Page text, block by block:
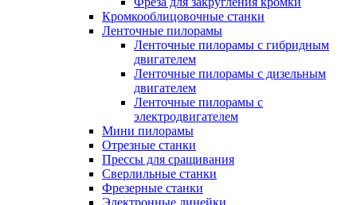
Кромкооблицовочные станки
Ленточные пилорамы
Ленточные пилорамы с гибридным
двигателем
Ленточные пилорамы с дизельным
двигателем
Ленточные пилорамы с
электродвигателем
Мини пилорамы
Отрезные станки
Прессы для сращивания
Сверлильные станки
Фрезерные станки
Электронные линейки